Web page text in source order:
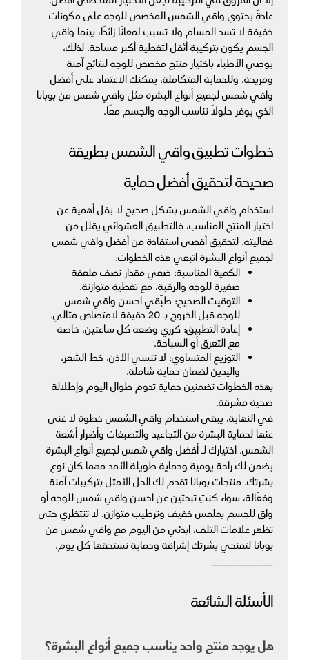
عادةً يحتوي واقي الشمس المخصص للوجه على مكونات
خفيفة لا تسد المسام ولا تسبب لمعانًا زائدًا، بينما واقي
يوصي الأطباء باختيار منتج مخصص للوجه لنتائج آمنة
ومريحة. وللحماية المتكاملة، يمكنك الاعتماد على أفضل
الذي يوفر حلولًا تناسب الوجه والجسم معًا.
خطوات تطبيق واقي الشمس بطريقة
صحيحة لتحقيق أفضل حماية
استخدام واقي الشمس بشكل صحيح لا يقل أهمية عن
اختيار المنتج المناسب، فالتطبيق العشوائي يقلل من
فعاليته. لتحقيق أقصى استفادة من أفضل واقي شمس
لجميع أنواع البشرة اتبعي هذه الخطوات:
الكمية المناسبة: ضعي مقدار نصف ملعقة
صغيرة للوجه والرقبة، مع تغطية متوازنة.
التوقيت الصحيح: طبّقي احسن واقي شمس
للوجه قبل الخروج بـ 20 دقيقة لامتصاص مثالي.
إعادة التطبيق: كرري وضعه كل ساعتين، خاصة
مع التعرق أو السباحة.
واليدين لضمان حماية شاملة.
بهذه الخطوات تضمنين حماية تدوم طوال اليوم وإطلالة
صحية مشرقة.
في النهاية، يبقى استخدام واقي الشمس خطوة لا غنى
عنها لحماية البشرة من التجاعيد والتصبغات وأضرار أشعة
الشمس. اختيارك لـ أفضل واقي شمس لجميع أنواع البشرة
يضمن لك راحة يومية وحماية طويلة الأمد مهما كان نوع
بشرتك. منتجات بوبانا تقدم لك الحل الأمثل بتركيبات آمنة
وفعّالة، سواء كنتِ تبحثين عن احسن واقي شمس للوجه أو
واقٍ للجسم بملمس خفيف وترطيب متوازن. لا تنتظري حتى
تظهر علامات التلف، ابدئي من اليوم مع واقي شمس من
بوبانا لتمنحي بشرتك إشراقة وحماية تستحقها كل يوم.
___________
الأسئلة الشائعة
هل يوجد منتج واحد يناسب جميع أنواع البشرة؟